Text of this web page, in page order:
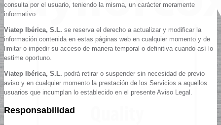
consulta por el usuario, teniendo la misma, un carácter meramente
informativo.
Viatep Ibérica, S.L. se reserva el derecho a actualizar y modificar la
información contenida en estas páginas web en cualquier momento y de
limitar o impedir su acceso de manera temporal o definitiva cuando así lo
estime oportuno.
Viatep Ibérica, S.L. podrá retirar o suspender sin necesidad de previo
aviso y en cualquier momento la prestación de los Servicios a aquellos
usuarios que incumplan lo establecido en el presente Aviso Legal.
Responsabilidad